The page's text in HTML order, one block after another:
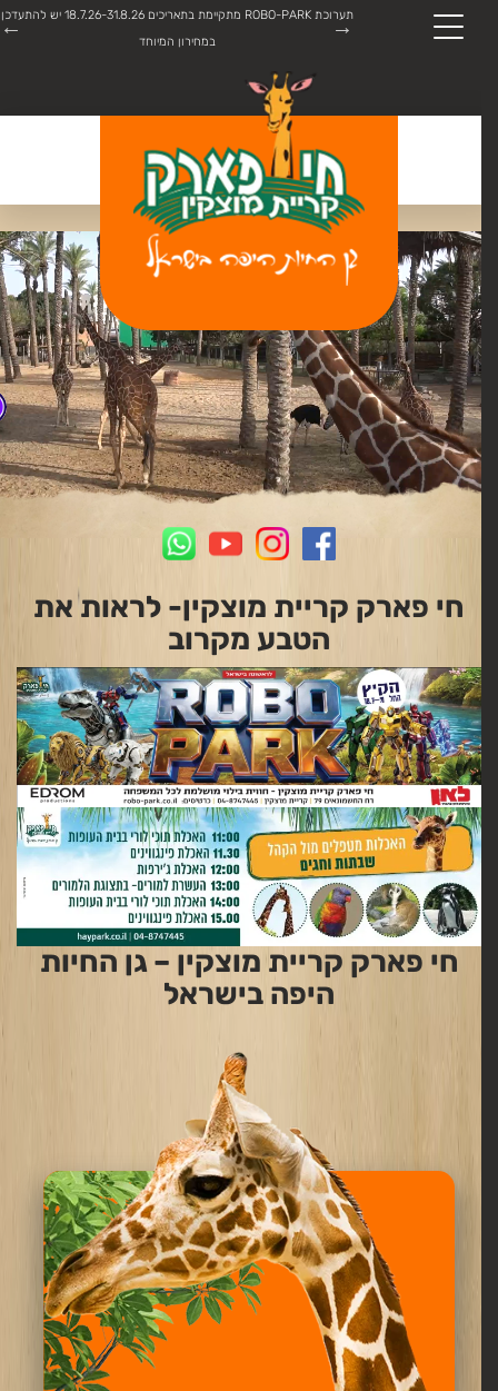
תערוכת ROBO-PARK מתקיימת בתאריכים 18.7.26-31.8.26 יש להתעדכן שעות פתיחת גן החיות:
חי פארק קריית מוצקין- לראות את
הטבע מקרוב
חי פארק קריית מוצקין – גן החיות
היפה בישראל